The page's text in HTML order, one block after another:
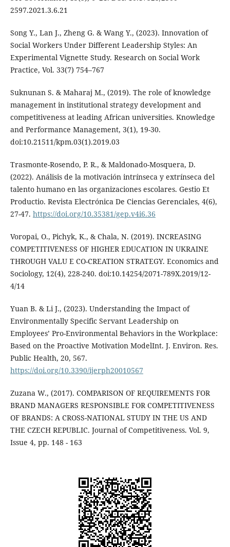
2597.2021.3.6.21
Song Y., Lan J., Zheng G. & Wang Y., (2023). Innovation of
Social Workers Under Different Leadership Styles: An
Experimental Vignette Study. Research on Social Work
Practice, Vol. 33(7) 754–767
Suknunan S. & Maharaj M., (2019). The role of knowledge
management in institutional strategy development and
competitiveness at leading African universities. Knowledge
and Performance Management, 3(1), 19-30.
doi:10.21511/kpm.03(1).2019.03
Trasmonte-Rosendo, P. R., & Maldonado-Mosquera, D.
(2022). Análisis de la motivación intrínseca y extrínseca del
talento humano en las organizaciones escolares. Gestio Et
Productio. Revista Electrónica De Ciencias Gerenciales, 4(6),
27-47. https://doi.org/10.35381/gep.v4i6.36
Voropai, O., Pichyk, K., & Chala, N. (2019). INCREASING
COMPETITIVENESS OF HIGHER EDUCATION IN UKRAINE
THROUGH VALU E CO-CREATION STRATEGY. Economics and
Sociology, 12(4), 228-240. doi:10.14254/2071-789X.2019/12-
4/14
Yuan B. & Li J., (2023). Understanding the Impact of
Environmentally Specific Servant Leadership on
Employees’ Pro-Environmental Behaviors in the Workplace:
Based on the Proactive Motivation ModelInt. J. Environ. Res.
Public Health, 20, 567.
https://doi.org/10.3390/ijerph20010567
Zuzana W., (2017). COMPARISON OF REQUIREMENTS FOR
BRAND MANAGERS RESPONSIBLE FOR COMPETITIVENESS
OF BRANDS: A CROSS-NATIONAL STUDY IN THE US AND
THE CZECH REPUBLIC. Journal of Competitiveness. Vol. 9,
Issue 4, pp. 148 - 163